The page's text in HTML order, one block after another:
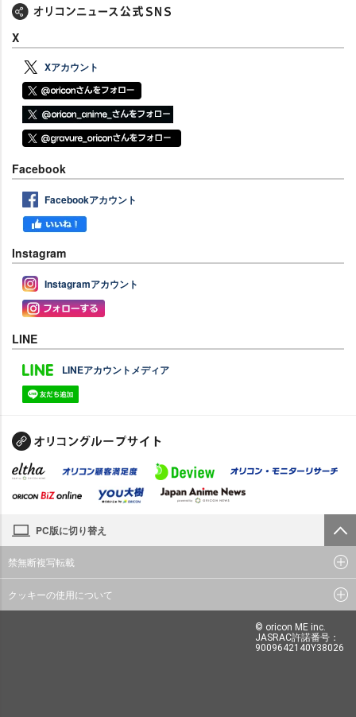
X
Xアカウント
Facebook
Facebookアカウント
Instagram
Instagramアカウント
LINE
LINEアカウントメディア
PC版に切り替え
禁無断複写転載
クッキーの使用について
© oricon ME inc.
JASRAC許諾番号：
9009642140Y38026